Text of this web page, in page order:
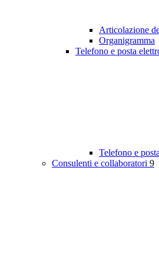
Articolazione
Organigramma
Telefono e posta
Telefono e
Consulenti e collaboratori 9